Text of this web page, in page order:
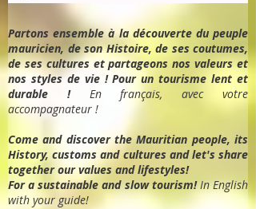
Partons ensemble à la découverte du peuple
mauricien, de son Histoire, de ses coutumes,
de ses cultures et partageons nos valeurs et
nos styles de vie ! Pour un tourisme lent et
durable ! En français, avec votre
accompagnateur !
Come and discover the Mauritian people, its
History, customs and cultures and let's share
together our values and lifestyles!
For a sustainable and slow tourism!In English
with your guide!